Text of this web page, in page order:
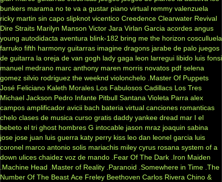
bunkers marama no te va a gustar piano virtual remmy valenzuela
ricky martin sin capo slipknot vicentico Creedence Clearwater Revival
Dire Straits Marilyn Manson Victor Jara Virlan Garcia acordes angus
young autodidacta aventura blink-182 bring me the horizon cosculluela
farruko fifth harmony guitarras imagine dragons jarabe de palo juegos
de guitarra la oreja de van gogh lady gaga leon larregui libido luis fonsi
manuel medrano marc anthony maren morris novatos pdf selena
gomez silvio rodriguez the weeknd violonchelo .Master Of Puppets
José Feliciano Kaleth Morales Los Fabulosos Cadillacs Los Tres
Michael Jackson Pedro Infante Pitbull Santana Violeta Parra alex
campos amplificador avicii bach bateria virtual canciones romanticas
chelo clases de musica curso gratis daddy yankee dread mar I el
bebeto el tri ghost hombres G intocable jason mraz joaquin sabina
jose jose juan luis guerra katy perry kiss leo dan leonel garcia luis
coronel marco antonio solis mariachis miley cyrus rosana system of a
down ulices chaidez voz de mando .Fear Of The Dark .Iron Maiden
.Machine Head
.Master of Reality .Paranoid .Somewhere in Time .The
Number Of The Beast Ace Freley Beethoven Carlos Rivera Chino &